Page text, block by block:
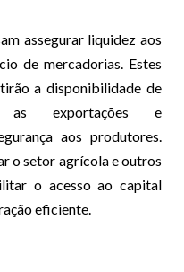
assegurar liquidez aos
de mercadorias. Estes
a disponibilidade de
as exportações e
aos produtores.
o setor agrícola e outros
o acesso ao capital
eficiente.